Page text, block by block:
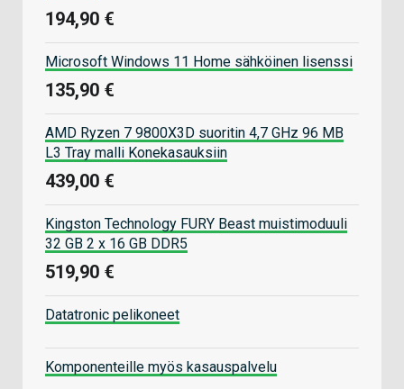
194,90 €
Microsoft Windows 11 Home sähköinen lisenssi
135,90 €
AMD Ryzen 7 9800X3D suoritin 4,7 GHz 96 MB
L3 Tray malli Konekasauksiin
439,00 €
Kingston Technology FURY Beast muistimoduuli
32 GB 2 x 16 GB DDR5
519,90 €
Datatronic pelikoneet
Komponenteille myös kasauspalvelu